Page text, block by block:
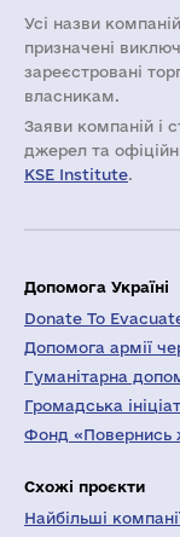
Усі назви
призначені
зареєстровані
власникам.
Заяви компаній i
джерел та
KSE Institute.
Допомога Україні
Donate To
Допомога армії
Гуманітарна
Громадська
Фонд «Повернись
Схожі проєкти
Найбільші